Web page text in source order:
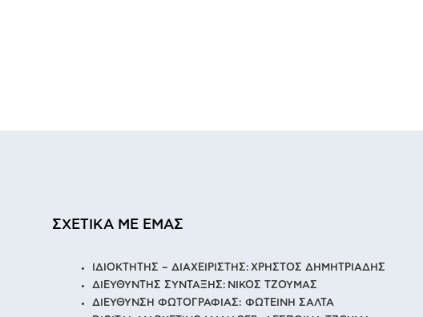
ΣΧΕΤΙΚΑ ΜΕ ΕΜΑΣ
ΙΔΙΟΚΤΗΤΗΣ – ΔΙΑΧΕΙΡΙΣΤΗΣ: ΧΡΗΣΤΟΣ ΔΗΜΗΤΡΙΑΔΗΣ
ΔΙΕΥΘΥΝΤΗΣ ΣΥΝΤΑΞΗΣ: ΝΙΚΟΣ ΤΖΟΥΜΑΣ
ΔΙΕΥΘΥΝΣΗ ΦΩΤΟΓΡΑΦΙΑΣ: ΦΩΤΕΙΝΗ ΣΑΛΤΑ